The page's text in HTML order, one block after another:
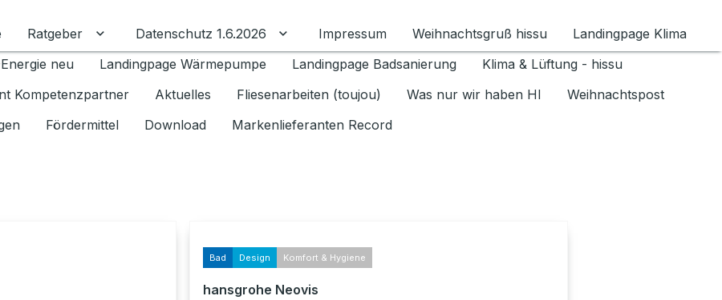
Ratgeber Untermenü für Ratgeber umschalten
Datenschutz 1.6.2026 Untermenü für Datenschutz 1.6.2026 umschalten
Impressum Weihnachtsgruß hissu
Landingpage Klima
neu Landingpage Wärmepumpe Landingpage Badsanierung
Klima & Lüftung - hissu
Kompetenzpartner
Aktuelles Fliesenarbeiten (toujou) Was nur wir haben HI
Weihnachtspost
Fördermittel Download Markenlieferanten Record
Bad Design Komfort & Hygiene
hansgrohe Neovis